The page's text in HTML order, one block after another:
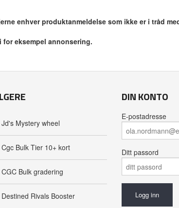
enhver produktanmeldelse som ikke er i tråd
eksempel annonsering.
Jd's Mystery wheel
Cgc Bulk Tier 10+ kort
CGC Bulk gradering
Destined Rivals Booster
DIN KONTO
E-postadresse
Ditt passord